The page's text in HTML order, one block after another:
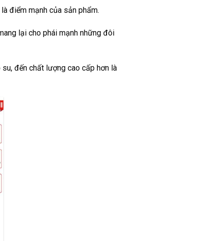
điểm mạnh của sản phẩm.
lại cho phái mạnh những đôi
đến chất lượng cao cấp hơn là